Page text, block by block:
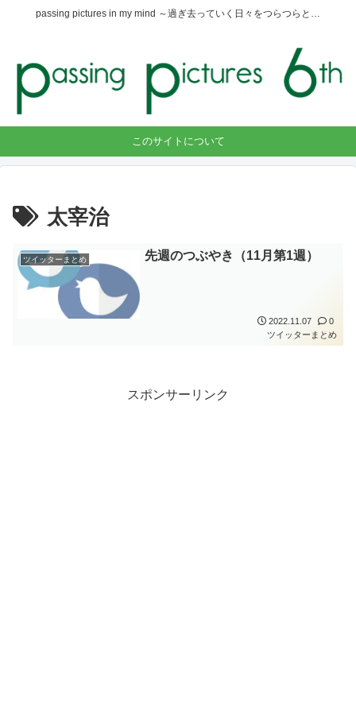
passing pictures in my mind ～過ぎ去っていく日々をつらつらと…
このサイトについて
太宰治
ツイッターまとめ 先週のつぶやき（11月第1週）
2022.11.07
0
ツイッターまとめ
スポンサーリンク